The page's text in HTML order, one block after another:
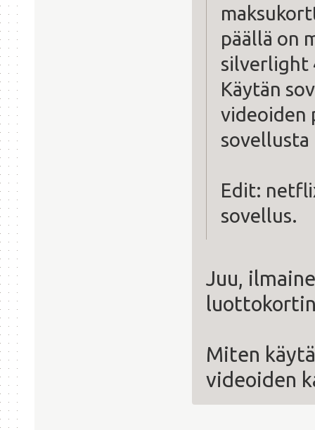
päällä on
silverlight
Käytän
videoiden
sovellusta
Edit:
sovellus.
Juu,
Miten
videoiden